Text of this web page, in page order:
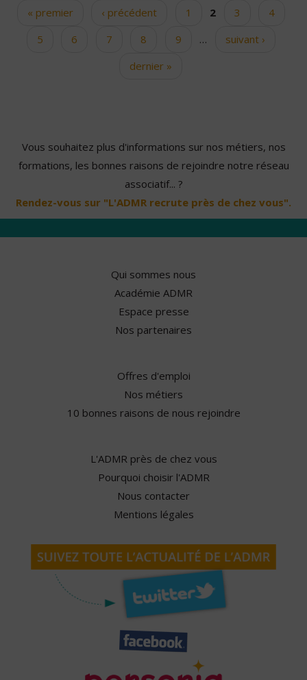
Pages« premier ‹ précédent 1 2 3
4
5
6 7 8 9 …
suivant ›
dernier »
Vous souhaitez plus d'informations sur nos métiers, nos
formations, les bonnes raisons de rejoindre notre réseau
associatif... ?
Rendez-vous sur "L'ADMR recrute près de chez vous".
Qui sommes nous
Académie ADMR
Espace presse
Nos partenaires
Offres d'emploi
Nos métiers
10 bonnes raisons de nous rejoindre
L'ADMR près de chez vous
Pourquoi choisir l'ADMR
Nous contacter
Mentions légales